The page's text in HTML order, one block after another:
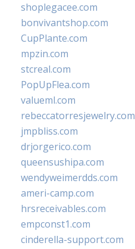
shoplegacee.com
bonvivantshop.com
CupPlante.com
mpzin.com
stcreal.com
PopUpFlea.com
valueml.com
rebeccatorresjewelry.com
jmpbliss.com
drjorgerico.com
queensushipa.com
wendyweimerdds.com
ameri-camp.com
hrsreceivables.com
empconst1.com
cinderella-support.com